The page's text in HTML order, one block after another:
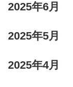
2025年6月
2025年5月
2025年4月